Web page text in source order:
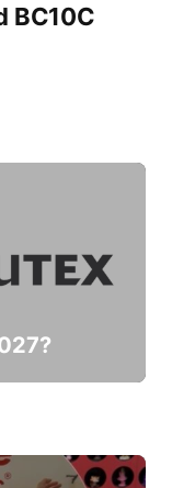
BC10C